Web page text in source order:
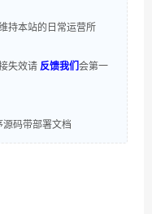
持本站的日常运营所
失效请 反馈我们 会第一
码带部署文档